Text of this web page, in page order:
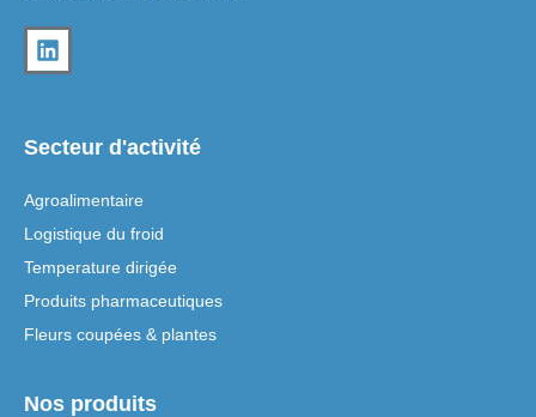
Secteur d'activité
Agroalimentaire
Logistique du froid
Temperature dirigée
Produits pharmaceutiques
Fleurs coupées & plantes
Nos produits